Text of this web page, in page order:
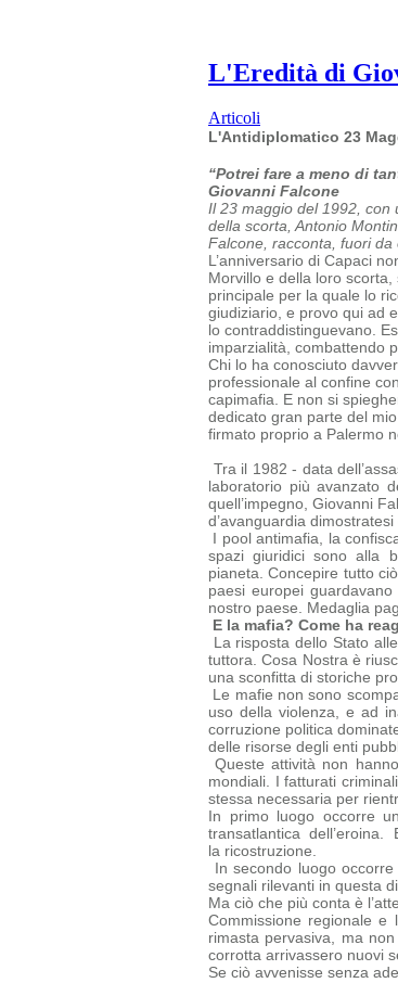
L'Eredità di
Articoli
L'Antidiplomatico 23
“Potrei fare a meno di
Giovanni Falcone
Il 23 maggio del 1992, con
della scorta, Antonio
Falcone, racconta, fuori
L’anniversario di Capaci
Morvillo e della loro
principale per la quale lo
giudiziario, e provo qui ad
lo contraddistinguevano.
imparzialità, combattendo
Chi lo ha conosciuto
professionale al confine
capimafia. E non si
dedicato gran parte del
firmato proprio a Palermo
Tra il 1982 - data
laboratorio più avanzato
quell’impegno, Giovanni
d’avanguardia
I pool antimafia, la
spazi giuridici sono alla
pianeta.Concepire tutto
paesi europei guardavano
nostro paese. Medaglia
E la mafia? Come ha
La risposta dello Stato
tuttora. Cosa Nostra è
una sconfitta di storiche
Le mafie non sono
uso della violenza, e ad
corruzione politica
delle risorse degli enti
Queste attività non
mondiali. I fatturati
stessa necessaria per
In primo luogo occorre
transatlantica
la ricostruzione.
In secondo luogo
segnali rilevanti in questa
Ma ciò che più conta è
Commissione regionale e
rimasta pervasiva, ma
corrotta arrivassero nuovi
Se ciò avvenisse senza